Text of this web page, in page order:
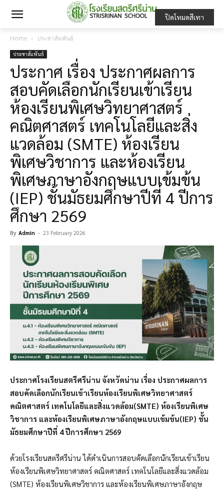
Home ประชาสัมพันธ์
ประชาสัมพันธ์
ประกาศ เรื่อง ประกาศผลการ
สอบคัดเลือกนักเรียนเข้าเรียน
ห้องเรียนพิเศษวิทยาศาสตร์
คณิตศาสตร์ เทคโนโลยีและสิ่ง
แวดล้อม (SMTE) ห้องเรียน
พิเศษวิชาการ และห้องเรียน
พิเศษภาษาอังกฤษแบบเข้มข้น
(IEP) ชั้นมัธยมศึกษาปีที่ 4 ปีการ
ศึกษา 2569
By Admin - 23 February 2026
ประกาศโรงเรียนสตรีศรีน่าน จังหวัดน่าน เรื่อง ประกาศผลการ
สอบคัดเลือกนักเรียนเข้าเรียนห้องเรียนพิเศษวิทยาศาสตร์
คณิตศาสตร์ เทคโนโลยีและสิ่งแวดล้อม(SMTE) ห้องเรียนพิเศษ
วิชาการ และห้องเรียนพิเศษภาษาอังกฤษแบบเข้มข้น(IEP) ชั้น
มัธยมศึกษาปีที่ 4 ปีการศึกษา 2569
ด้วยโรงเรียนสตรีศรีน่าน ได้ดำเนินการสอบคัดเลือกนักเรียนเข้าเรียน
ห้องเรียนพิเศษวิทยาศาสตร์ คณิตศาสตร์ เทคโนโลยีและสิ่งแวดล้อม
(SMTE) ห้องเรียนพิเศษวิชาการ และห้องเรียนพิเศษภาษาอังกฤษ
ปิดโหมดสีเทา